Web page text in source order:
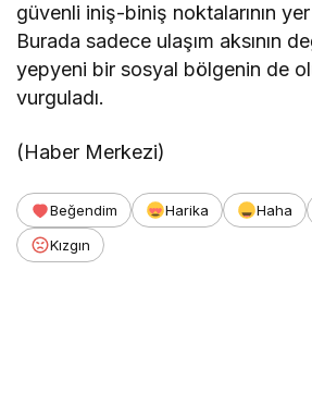
güvenli iniş-biniş noktalarının yer
Burada sadece ulaşım aksının
yepyeni bir sosyal bölgenin de
vurguladı.
(Haber Merkezi)
Beğendim Harika Haha
Kızgın